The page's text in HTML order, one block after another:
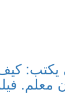
معلم.